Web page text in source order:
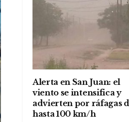
Alerta en San Juan: el
viento se intensifica y
advierten por ráfagas
hasta 100 km/h